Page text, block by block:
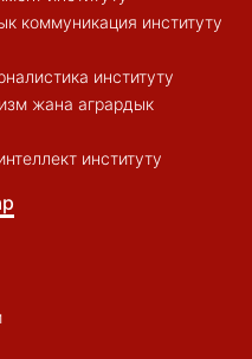
коммуникация институту
институту
жана агрардык
институту